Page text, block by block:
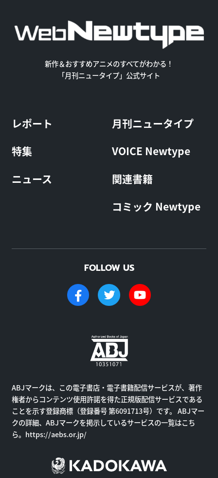
新作＆おすすめアニメのすべてがわかる！
「月刊ニュータイプ」公式サイト
レポート
特集
ニュース
月刊ニュータイプ
VOICE Newtype
関連書籍
コミック Newtype
FOLLOW US
ABJマークは、この電子書店・電子書籍配信サービスが、著作
権者からコンテンツ使用許諾を得た正規版配信サービスである
ことを示す登録商標（登録番号 第6091713号）です。 ABJマー
クの詳細、ABJマークを掲示しているサービスの一覧はこち
ら。 https://aebs.or.jp/